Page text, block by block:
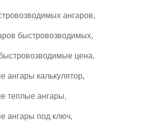
ангаров,
быстровозводимых,
цена,
ангары калькулятор,
теплые ангары,
ангары под ключ,